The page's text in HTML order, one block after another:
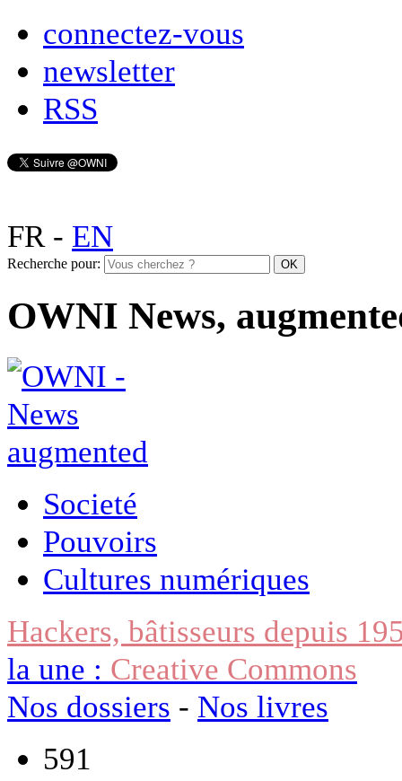
connectez-vous
newsletter
RSS
FR- EN
Recherche pour:
OWNI News,
Societé
Pouvoirs
Cultures numériques
Hackers, bâtisseurs depuis
la une : Creative Commons
Nos dossiers - Nos livres
591